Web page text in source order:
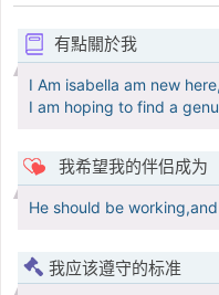
有點關於我
I Am isabella am new
I am hoping to find a
我希望我的伴侣成为
He should be
我应该遵守的标准